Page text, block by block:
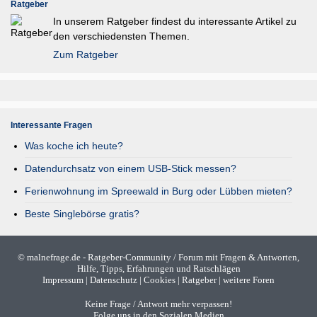
Ratgeber
In unserem Ratgeber findest du interessante Artikel zu
den verschiedensten Themen.
Zum Ratgeber
Interessante Fragen
Was koche ich heute?
Datendurchsatz von einem USB-Stick messen?
Ferienwohnung im Spreewald in Burg oder Lübben mieten?
Beste Singlebörse gratis?
© malnefrage.de - Ratgeber-Community / Forum mit Fragen & Antworten,
Hilfe, Tipps, Erfahrungen und Ratschlägen
Impressum | Datenschutz | Cookies | Ratgeber| weitere Foren
Keine Frage / Antwort mehr verpassen!